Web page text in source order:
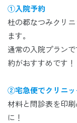
①入院予約
杜の都なつみクリ
ます。
通常の入院プラン
約がおすすめです！
②宅急便でクリニッ
材料と問診表を印
に！